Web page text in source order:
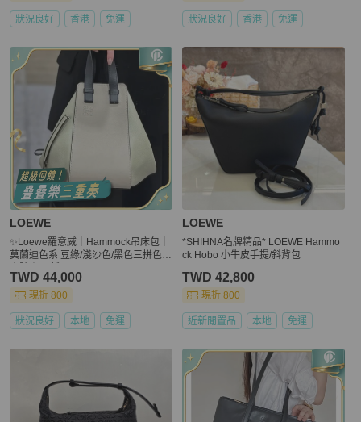
狀況良好 香港 免運 狀況良好 香港 免運
LOEWE
✨Loewe羅意威｜Hammock吊床包｜
莫蘭迪色系 豆綠/淺沙色/黑色三拼色｜
TWD 44,000
現折 800
狀況良好 本地 免運
LOEWE
*SHIHNA名牌精品* LOEWE Hammo
ck Hobo 小牛皮手提/斜背包
TWD 42,800
現折 800
近新閒置品 本地 免運